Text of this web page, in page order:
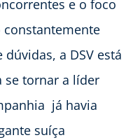
e o foco
constantemente
a DSV está
se tornar a líder
já havia
suíça